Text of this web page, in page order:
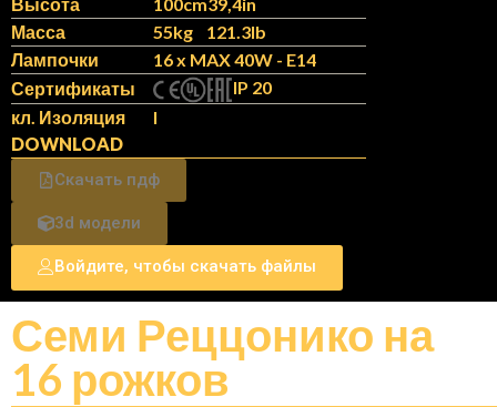
Масса
55kg
121.3lb
Лампочки
16 x MAX 40W - E14
Сертификаты
IP 20
кл. Изоляция
I
DOWNLOAD
Скачать пдф
3d модели
Войдите, чтобы скачать файлы
Семи Реццонико на
16 рожков